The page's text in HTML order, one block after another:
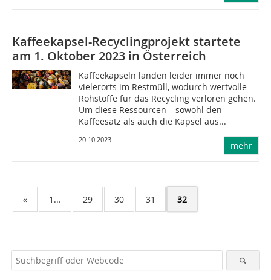
Kaffeekapsel-Recyclingprojekt startete
am 1. Oktober 2023 in Österreich
Kaffeekapseln landen leider immer noch
vielerorts im Restmüll, wodurch wertvolle
Rohstoffe für das Recycling verloren gehen.
Um diese Ressourcen – sowohl den
Kaffeesatz als auch die Kapsel aus...
20.10.2023
mehr
« 1... 29 30 31 32